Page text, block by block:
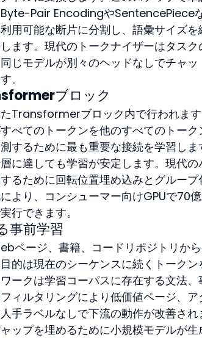
Pair EncodingやSentencePiece
用可能な断片に分割し、語彙サイズ
ます。現代のトークナイザーはタス
じモデルが別々のヘッドなしでチャ
。
ブロック
Transformerブロック内で行われます
べてのトークンを他のすべてのトー
するために最も重要な接続を学習し
に達しても学習が安定します。現代の
るために回転位置埋め込みとグループ
より、コンシューマー向けGPUで70
行できます。
事前学習
ページ、書籍、コードリポジトリか
的は現在のシーケンスに続くトークン
ークは学習コーパスに存在する文法
ィルタリングにより低価値ページ、
手ラベルなしで下流の動作が改善さ
ップを埋めるために小規模モデルが